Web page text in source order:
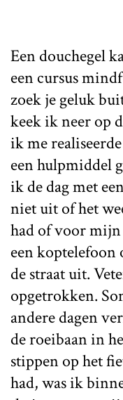
Een douchegel
een cursus
zoek je geluk
keek ik neer op
ik me
een hulpmiddel
ik de dag met
niet uit of het
had of voor
een koptelefoon
de straat uit.
opgetrokken.
andere dagen
de roeibaan in
stippen op het
had, was ik